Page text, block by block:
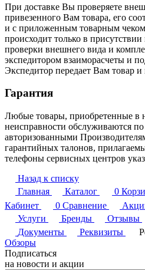
При доставке Вы проверяете
привезенного Вам товара, его
и с приложенным товарным
происходит только в
проверки внешнего вида и
экспедитором взаиморасчеты и
Экспедитор передает Вам товар
Гарантия
Любые товары, приобретенные в
неисправности обслуживаются
авторизованными
гарантийных талонов,
телефоны сервисных центров
Назад к списку
Главная
Каталог 0
Кабинет
0 Сравнение
Услуги
Бренды Отзывы
Документы
Реквизиты
Обзоры
Подписаться
на новости и акции